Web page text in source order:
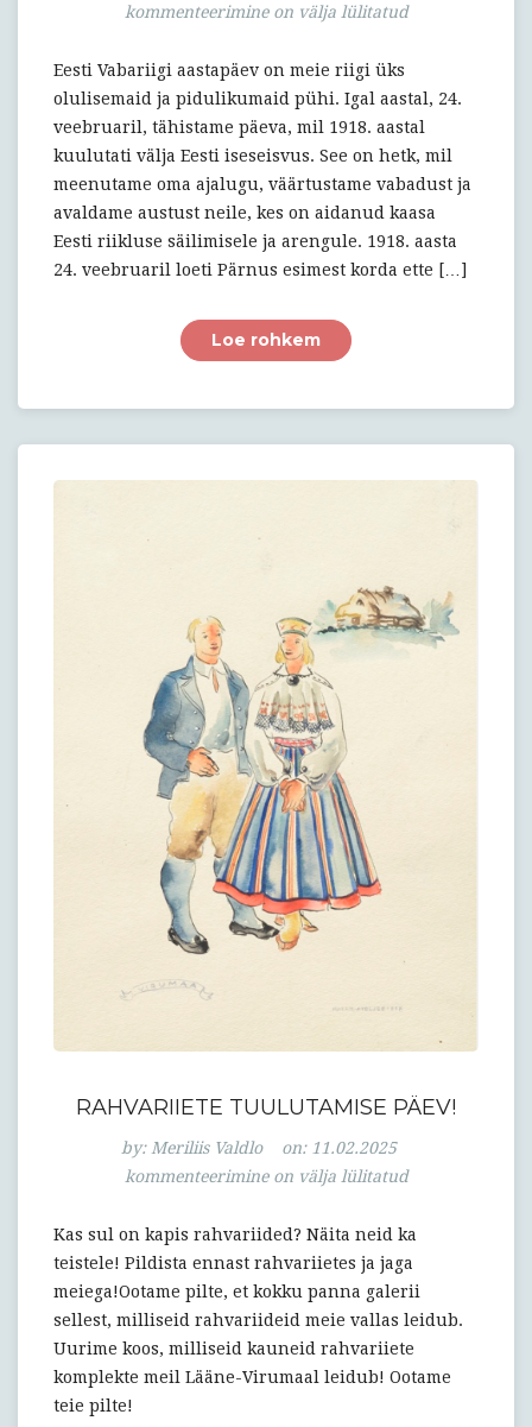
kommenteerimine on välja lülitatud
Eesti Vabariigi aastapäev on meie riigi üks
olulisemaid ja pidulikumaid pühi. Igal aastal, 24.
veebruaril, tähistame päeva, mil 1918. aastal
kuulutati välja Eesti iseseisvus. See on hetk, mil
meenutame oma ajalugu, väärtustame vabadust ja
avaldame austust neile, kes on aidanud kaasa
Eesti riikluse säilimisele ja arengule. 1918. aasta
24. veebruaril loeti Pärnus esimest korda ette […]
Loe rohkem
RAHVARIIETE TUULUTAMISE PÄEV!
by: Meriliis Valdlo on: 11.02.2025
kommenteerimine on välja lülitatud
Kas sul on kapis rahvariided? Näita neid ka
teistele! Pildista ennast rahvariietes ja jaga
meiega!Ootame pilte, et kokku panna galerii
sellest, milliseid rahvariideid meie vallas leidub.
Uurime koos, milliseid kauneid rahvariiete
komplekte meil Lääne-Virumaal leidub! Ootame
teie pilte!